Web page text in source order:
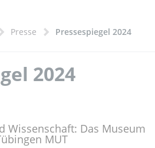
Presse Pressespiegel 2024
2024
Wissenschaft: Das Museum
MUT